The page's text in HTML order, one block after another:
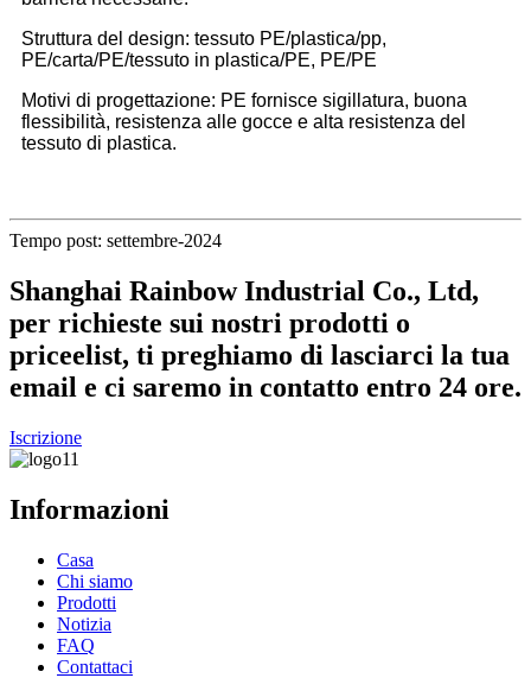
Struttura del design: tessuto PE/plastica/pp,
PE/carta/PE/tessuto in plastica/PE, PE/PE
Motivi di progettazione: PE fornisce sigillatura, buona
flessibilità, resistenza alle gocce e alta resistenza del
tessuto di plastica.
Tempo post: settembre-2024
Shanghai Rainbow Industrial Co., Ltd,
per richieste sui nostri prodotti o
priceelist, ti preghiamo di lasciarci la tua
email e ci saremo in contatto entro 24 ore.
Iscrizione
Informazioni
Casa
Chi siamo
Prodotti
Notizia
FAQ
Contattaci